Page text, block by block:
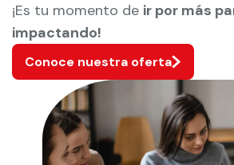
¡Es tu momento de ir por más
impactando!
Conoce nuestra oferta